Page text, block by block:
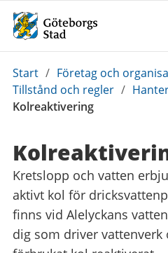
Du
är
här:
Start / Företag och
Tillstånd och regler /
Kolreaktivering
Kretslopp och vatten
aktivt kol för
finns vid Alelyckans
dig som driver vattenverk